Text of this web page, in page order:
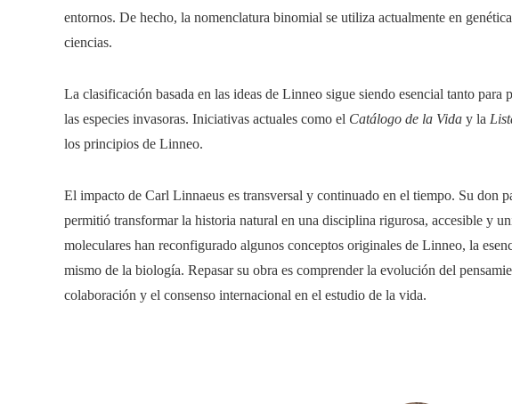
entornos. De hecho, la nomenclatura binomial se utiliza actualmente en
ciencias.
La clasificación basada en las ideas de Linneo sigue siendo esencial tanto
las especies invasoras. Iniciativas actuales como el Catálogo de la Vida y la
los principios de Linneo.
El impacto de Carl Linnaeus es transversal y continuado en el tiempo. Su don
permitió transformar la historia natural en una disciplina rigurosa, accesible y
moleculares han reconfigurado algunos conceptos originales de Linneo, la
mismo de la biología. Repasar su obra es comprender la evolución del
colaboración y el consenso internacional en el estudio de la vida.